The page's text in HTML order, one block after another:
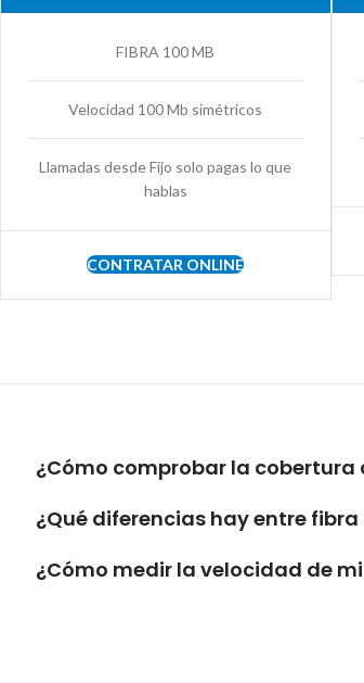
FIBRA 100 MB
Velocidad 100 Mb simétricos
Llamadas desde Fijo solo pagas lo que
hablas
CONTRATAR ONLINE
¿Cómo comprobar la
¿Qué diferencias hay entre fibra
¿Cómo medir la velocidad de